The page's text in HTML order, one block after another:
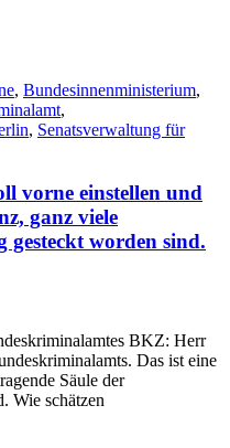
, Bundesinnenministerium,
,
, Senatsverwaltung für
vorne einstellen und
ganz viele
gesteckt worden sind.
BKZ: Herr
Das ist eine
Säule der
Wie schätzen